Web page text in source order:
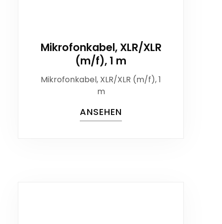
Mikrofonkabel, XLR/XLR
(m/f), 1 m
Mikrofonkabel, XLR/XLR (m/f), 1
m
ANSEHEN